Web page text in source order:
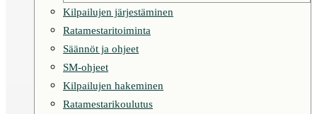
Kilpailujen järjestäminen
Ratamestaritoiminta
Säännöt ja ohjeet
SM-ohjeet
Kilpailujen hakeminen
Ratamestarikoulutus